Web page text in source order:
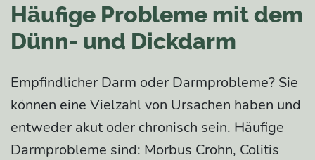
Häufige Probleme mit dem
Dünn- und Dickdarm
Empfindlicher Darm oder Darmprobleme? Sie
können eine Vielzahl von Ursachen haben und
entweder akut oder chronisch sein. Häufige
Darmprobleme sind: Morbus Crohn, Colitis